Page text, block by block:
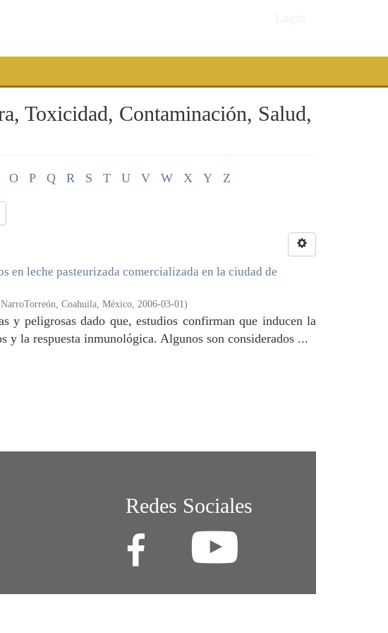
Toxicidad, Contaminación, Salud,
O P Q R S T U V W X Y Z
en leche pasteurizada comercializada en la ciudad de
Coahuila, México, 2006-03-01)
y peligrosas dado que, estudios confirman que inducen la
y la respuesta inmunológica. Algunos son considerados ...
Redes Sociales